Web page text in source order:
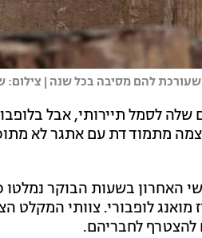
שלה לסמל תיירותי, אבל
מתמודדת עם אתגר לא
לופבורי. צוותי המקלט